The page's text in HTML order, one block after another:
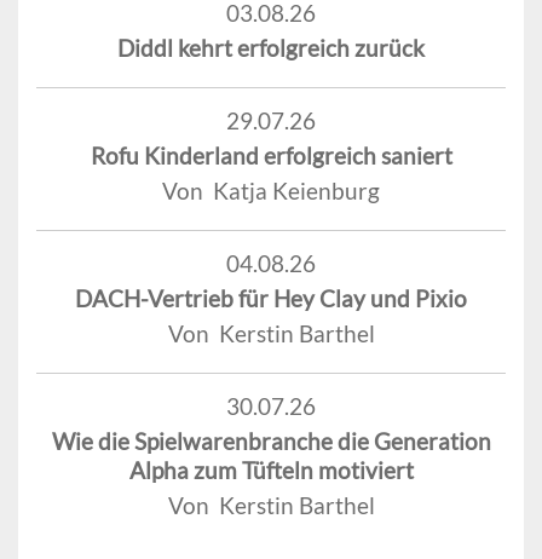
03.08.26
Diddl kehrt erfolgreich zurück
29.07.26
Rofu Kinderland erfolgreich saniert
Von Katja Keienburg
04.08.26
DACH-Vertrieb für Hey Clay und Pixio
Von Kerstin Barthel
30.07.26
Wie die Spielwarenbranche die Generation
Alpha zum Tüfteln motiviert
Von Kerstin Barthel